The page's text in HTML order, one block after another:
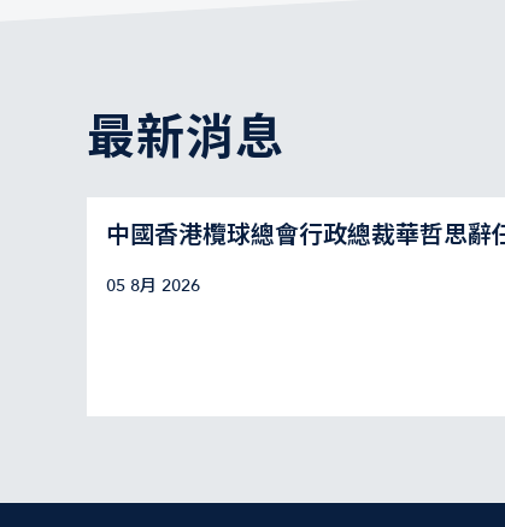
最新消息
中國香港欖球總會行政總裁華哲思辭
05 8月 2026